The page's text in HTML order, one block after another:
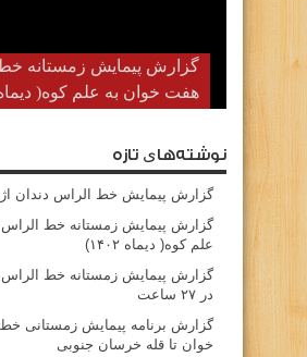
گزارش پیمایش زمستانه
هفت خوان به علم کوه( دیماه
نوشته‌های تازه
گزارش پیمایش خط الراس دندان
گزارش پیمایش زمستانه خط
علم کوه( دیماه ۱۴۰۲)
گزارش پیمایش زمستانه خط الراس
در ۲۷ ساعت
گزارش برنامه پیمایش زمستانی
خوان تا قله خرسان جنوبی